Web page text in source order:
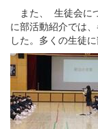
また、 生徒会に
に部活動紹介では
した。多くの生徒